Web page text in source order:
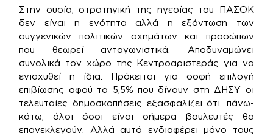
Στην ουσία, στρατηγική της ηγεσίας του ΠΑΣΟΚ
δεν είναι η ενότητα αλλά η εξόντωση των
συγγενικών πολιτικών σχημάτων και προσώπων
που θεωρεί ανταγωνιστικά. Αποδυναμώνει
συνολικά τον χώρο της Κεντροαριστεράς για να
ενισχυθεί η ίδια. Πρόκειται για σοφή επιλογή
επιβίωσης αφού το 5,5% που δίνουν στη ΔΗΣΥ οι
τελευταίες δημοσκοπήσεις εξασφαλίζει ότι, πάνω-
κάτω, όλοι όσοι είναι σήμερα βουλευτές θα
επανεκλεγούν. Αλλά αυτό ενδιαφέρει μόνο τους